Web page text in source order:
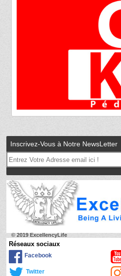
Inscrivez-Vous à Notre NewsLetter
© 2019 ExcellencyLife
Réseaux sociaux
Facebook
Twitter